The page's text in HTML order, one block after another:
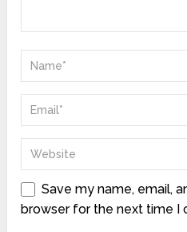
Save my name, email,
browser for the next time I